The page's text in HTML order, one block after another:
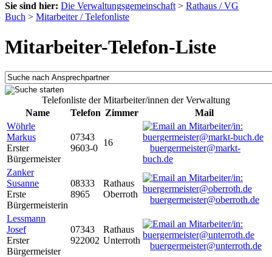
Sie sind hier: Die Verwaltungsgemeinschaft > Rathaus / VG
Buch > Mitarbeiter / Telefonliste
Mitarbeiter-Telefon-Liste
Telefonliste der Mitarbeiter/innen der Verwaltung
Name
Telefon Zimmer
Mail
Wöhrle
Markus
Erster
Bürgermeister
07343
9603-0
16
buergermeister@markt-
buch.de
Zanker
Susanne
Erste
Bürgermeisterin
08333
8965
Rathaus
Oberroth
buergermeister@oberroth.de
Lessmann
Josef
Erster
Bürgermeister
07343
922002
Rathaus
Unterroth
buergermeister@unterroth.de